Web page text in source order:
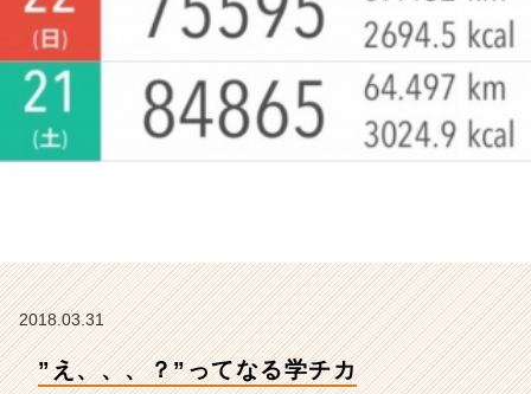
イ
ム
イ
ン】
ー・
か
2018.03.31
”え、、、？”ってなる学チカ